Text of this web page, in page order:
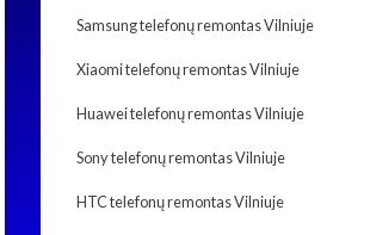
Samsung telefonų remontas Vilniuje
Xiaomi telefonų remontas Vilniuje
Huawei telefonų remontas Vilniuje
Sony telefonų remontas Vilniuje
HTC telefonų remontas Vilniuje